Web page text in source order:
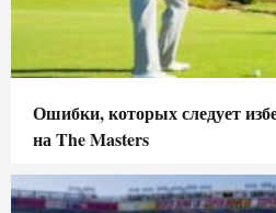
Ошибки, которых следует
на The Masters